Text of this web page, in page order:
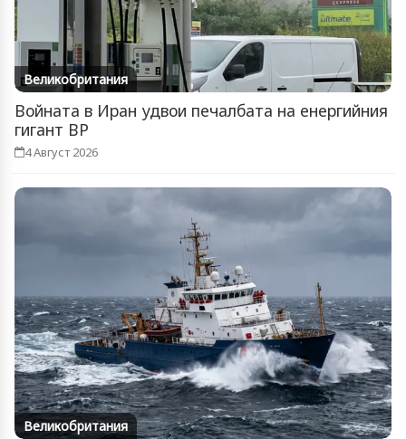
Великобритания
Войната в Иран удвои печалбата на енергийния
гигант BP
4 Август 2026
Великобритания